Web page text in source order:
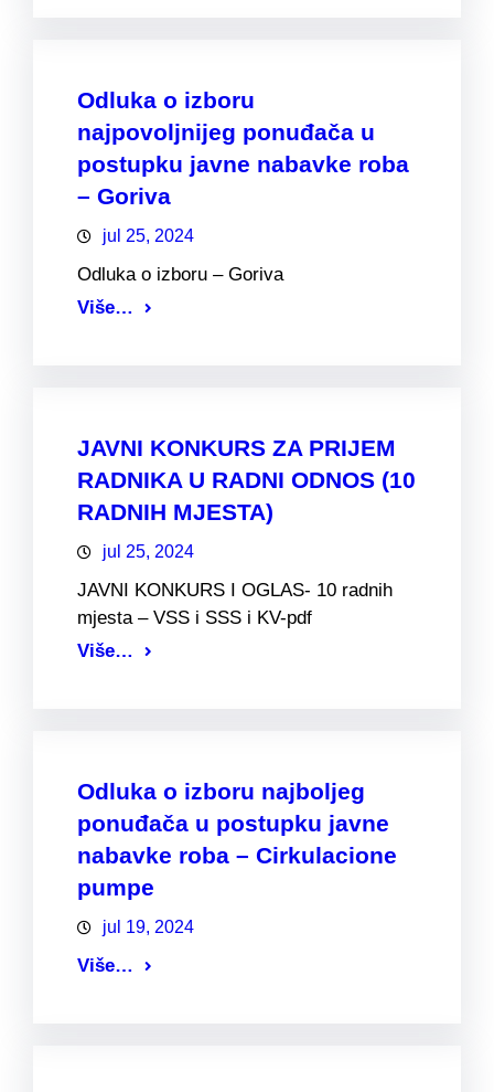
Odluka o izboru
najpovoljnijeg ponuđača u
postupku javne nabavke roba
– Goriva
jul 25, 2024
Odluka o izboru – Goriva
Više…
JAVNI KONKURS ZA PRIJEM
RADNIKA U RADNI ODNOS (10
RADNIH MJESTA)
jul 25, 2024
JAVNI KONKURS I OGLAS- 10 radnih
mjesta – VSS i SSS i KV-pdf
Više…
Odluka o izboru najboljeg
ponuđača u postupku javne
nabavke roba – Cirkulacione
pumpe
jul 19, 2024
Više…